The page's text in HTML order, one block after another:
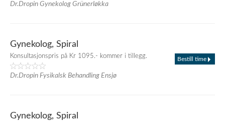
Dr.Dropin Gynekolog Grünerløkka
Gynekolog, Spiral
Konsultasjonspris på Kr 1095.- kommer i tillegg.
Dr.Dropin Fysikalsk Behandling Ensjø
Bestill time
Gynekolog, Spiral